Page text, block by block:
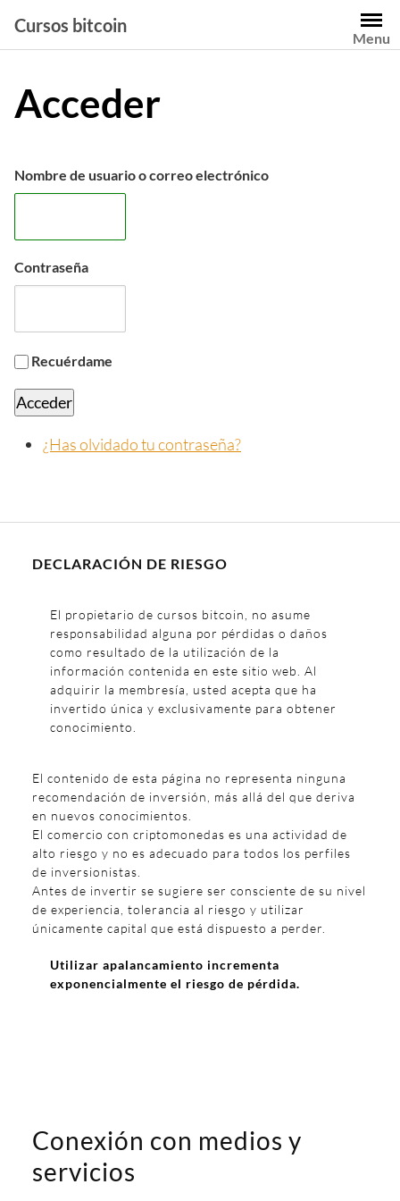
contenido
Cursos bitcoin
Menu
Acceder
Nombre de usuario o correo electrónico
Contraseña
Recuérdame
Acceder
¿Has olvidado tu contraseña?
DECLARACIÓN DE RIESGO
El propietario de cursos bitcoin, no asume
responsabilidad alguna por pérdidas o daños
como resultado de la utilización de la
información contenida en este sitio web. Al
adquirir la membresía, usted acepta que ha
invertido única y exclusivamente para obtener
conocimiento.
El contenido de esta página no representa ninguna
recomendación de inversión, más allá del que deriva
en nuevos conocimientos.
El comercio con criptomonedas es una actividad de
alto riesgo y no es adecuado para todos los perfiles
de inversionistas.
Antes de invertir se sugiere ser consciente de su nivel
de experiencia, tolerancia al riesgo y utilizar
únicamente capital que está dispuesto a perder.
Utilizar apalancamiento incrementa
exponencialmente el riesgo de pérdida.
Conexión con medios y
servicios